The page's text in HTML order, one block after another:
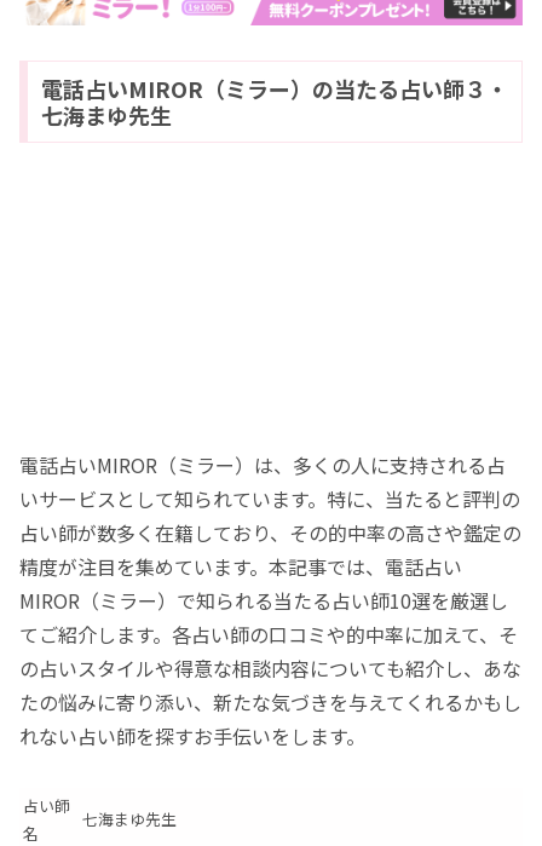
電話占いMIROR（ミラー）の当たる占い師３・
七海まゆ先生
電話占いMIROR（ミラー）は、多くの人に支持される占
いサービスとして知られています。特に、当たると評判の
占い師が数多く在籍しており、その的中率の高さや鑑定の
精度が注目を集めています。本記事では、電話占い
MIROR（ミラー）で知られる当たる占い師10選を厳選し
てご紹介します。各占い師の口コミや的中率に加えて、そ
の占いスタイルや得意な相談内容についても紹介し、あな
たの悩みに寄り添い、新たな気づきを与えてくれるかもし
れない占い師を探すお手伝いをします。
占い師
名
七海まゆ先生